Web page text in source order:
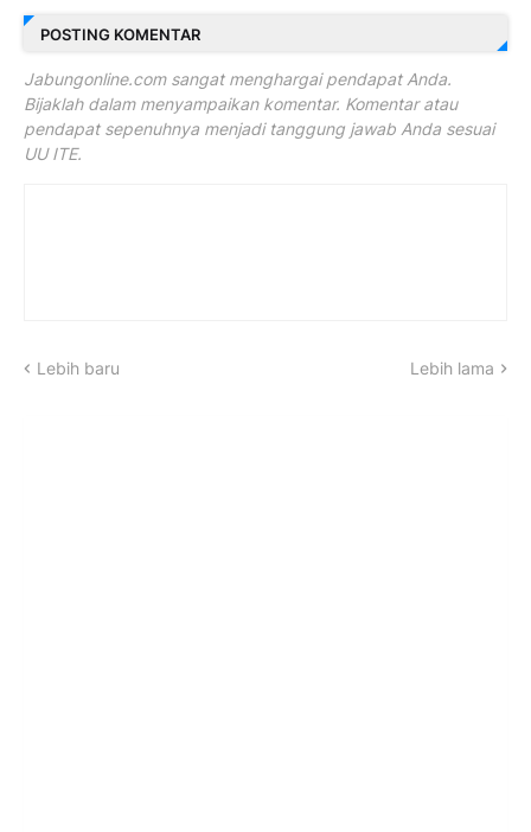
POSTING KOMENTAR
Jabungonline.com sangat menghargai pendapat Anda.
Bijaklah dalam menyampaikan komentar. Komentar atau
pendapat sepenuhnya menjadi tanggung jawab Anda sesuai
UU ITE.
Lebih baru Lebih lama